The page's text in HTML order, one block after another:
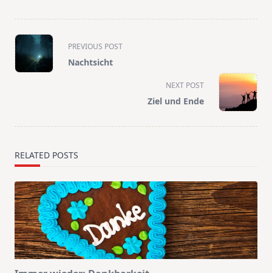
<span
class="nav-
subtitle
PREVIOUS POST
Nachtsicht
NEXT POST
Ziel und Ende
RELATED POSTS